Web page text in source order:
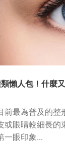
懶人包！什麼
前最為普及的整
或眼睛較細長的
一眼印象...